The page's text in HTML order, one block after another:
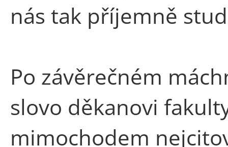
nás tak příjemně
Po závěrečném
slovo děkanovi
mimochodem